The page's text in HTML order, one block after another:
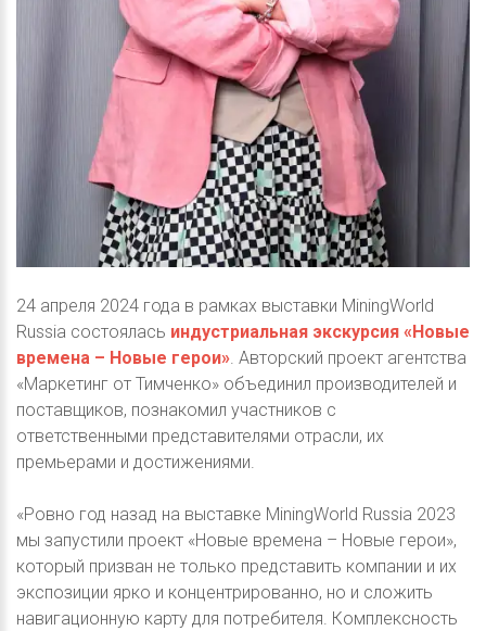
24 апреля 2024 года в рамках выставки MiningWorld
Russia состоялась индустриальная экскурсия «Новые
времена – Новые герои». Авторский проект агентства
«Маркетинг от Тимченко» объединил производителей и
поставщиков, познакомил участников с
ответственными представителями отрасли, их
премьерами и достижениями.
«Ровно год назад на выставке MiningWorld Russia 2023
мы запустили проект «Новые времена – Новые герои»,
который призван не только представить компании и их
экспозиции ярко и концентрированно, но и сложить
навигационную карту для потребителя. Комплексность